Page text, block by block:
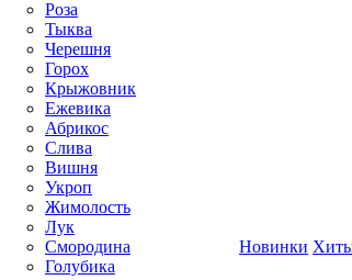
Роза
Тыква
Черешня
Горох
Крыжовник
Ежевика
Абрикос
Слива
Вишня
Укроп
Жимолость
Лук
Смородина
Голубика
Новинки